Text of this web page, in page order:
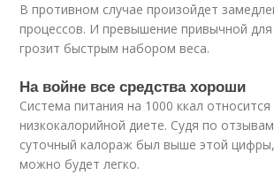
В противном случае произойдет
процессов. И превышение привычной
грозит быстрым набором веса.
На войне все средства хороши
Система питания на 1000 ккал относится
низкокалорийной диете. Судя по
суточный калораж был выше этой
можно будет легко.